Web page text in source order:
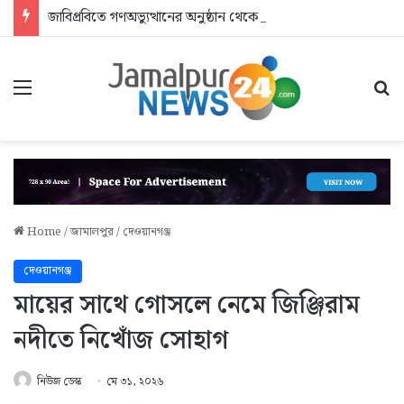
Menu
Home/জামালপুর/দেওয়ানগঞ্জ
দেওয়ানগঞ্জ
মায়ের সাথে গোসলে নেমে জিঞ্জিরাম
নদীতে নিখোঁজ সোহাগ
নিউজ ডেস্ক মে ৩১, ২০২৬